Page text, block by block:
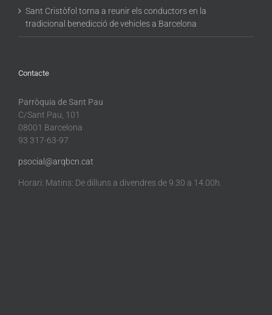
Sant Cristòfol torna a reunir els conductors en la
tradicional benedicció de vehicles a Barcelona
Contacte
Parròquia de Sant Pau
C/Sant Pau, 101
08001 Barcelona
93 317-63-97
psocial@arqbcn.cat
Horari: Matins: De dilluns a divendres de 9.30 a 14.00h.